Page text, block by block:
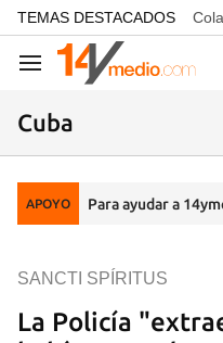
common.go-to-content
TEMAS DESTACADOS
Navegación
Cuba
APOYO Para ayudar a
La Policía
SANCTI SPÍRITUS